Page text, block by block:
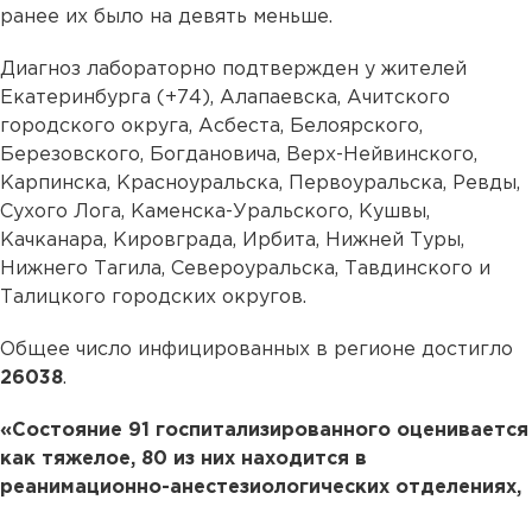
ранее их было на девять меньше.
Диагноз лабораторно подтвержден у жителей
Екатеринбурга (+74), Алапаевска, Ачитского
городского округа, Асбеста, Белоярского,
Березовского, Богдановича, Верх-Нейвинского,
Карпинска, Красноуральска, Первоуральска, Ревды,
Сухого Лога, Каменска-Уральского, Кушвы,
Качканара, Кировграда, Ирбита, Нижней Туры,
Нижнего Тагила, Североуральска, Тавдинского и
Талицкого городских округов.
Общее число инфицированных в регионе достигло
26038.
«Состояние 91 госпитализированного оценивается
как тяжелое, 80 из них находится в
реанимационно-анестезиологических отделениях,